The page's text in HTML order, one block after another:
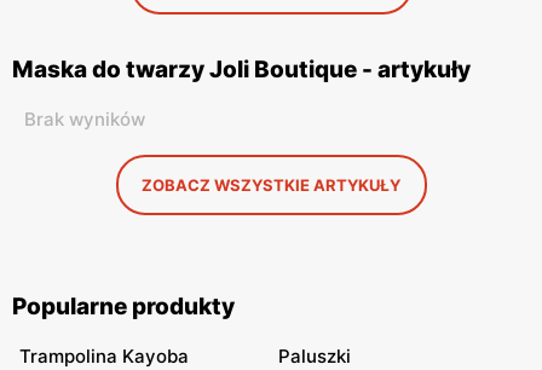
Maska do twarzy Joli Boutique - artykuły
Brak wyników
ZOBACZ WSZYSTKIE ARTYKUŁY
Popularne produkty
Trampolina Kayoba
Paluszki